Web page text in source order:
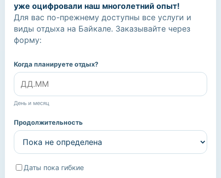
уже оцифровали наш многолетний опыт!
Для вас по-прежнему доступны все услуги и
виды отдыха на Байкале. Заказывайте через
форму:
Когда планируете отдых?
День и месяц
Продолжительность
Даты пока гибкие